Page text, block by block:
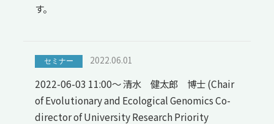
す。
セミナー 2022.06.01
2022-06-03 11:00～ 清水 健太郎 博士 (Chair
of Evolutionary and Ecological Genomics Co-
director of University Research Priority